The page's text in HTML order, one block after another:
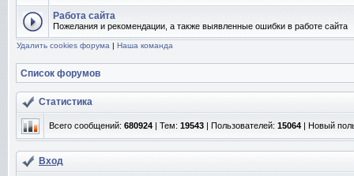
Работа сайта
Пожелания и рекомендации, а также выявленные ошибки в работе сайта
Удалить cookies форума | Наша команда
Список форумов
Статистика
Всего сообщений: 680924 | Тем: 19543 | Пользователей: 15064 | Новый
Вход